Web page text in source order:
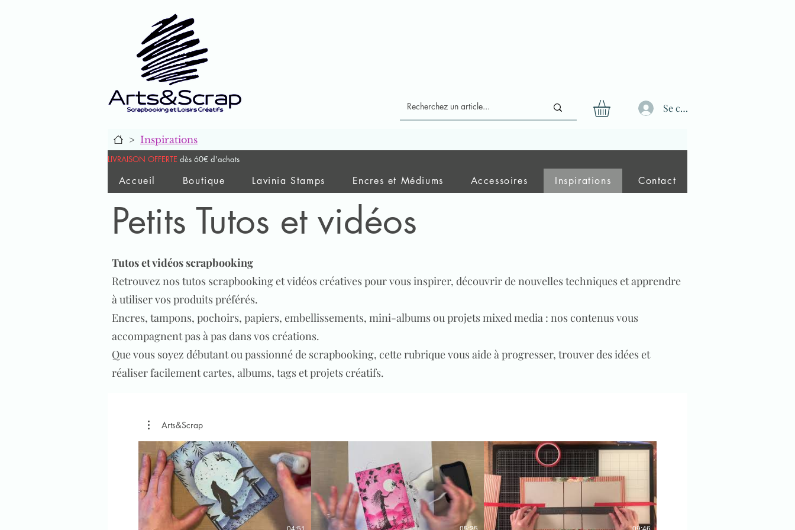
Se connecter
> Inspirations
LIVRAISON OFFERTE dès 60€ d'achats
Accueil Boutique Lavinia Stamps Encres et Médiums Accessoires Inspirations Contact
Petits Tutos et vidéos
Tutos et vidéos scrapbooking
Retrouvez nos tutos scrapbooking et vidéos créatives pour vous inspirer, découvrir de nouvelles techniques et apprendre
à utiliser vos produits préférés.
Encres, tampons, pochoirs, papiers, embellissements, mini-albums ou projets mixed media : nos contenus vous
accompagnent pas à pas dans vos créations.
Que vous soyez débutant ou passionné de scrapbooking, cette rubrique vous aide à progresser, trouver des idées et
réaliser facilement cartes, albums, tags et projets créatifs.
Arts&Scrap
04:51 05:25 09:46